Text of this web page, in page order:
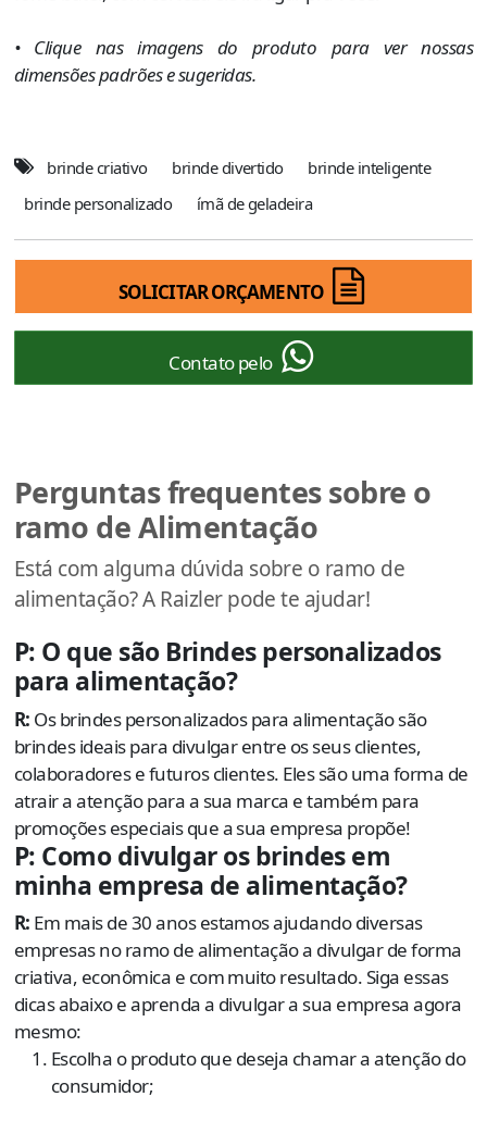
• Clique nas imagens do produto para ver nossas
dimensões padrões e sugeridas.
brinde criativo brinde divertido
brinde inteligente
brinde personalizado
ímã de geladeira
SOLICITAR ORÇAMENTO
Contato pelo
Perguntas frequentes sobre o
ramo de Alimentação
Está com alguma dúvida sobre o ramo de
alimentação? A Raizler pode te ajudar!
P: O que são Brindes personalizados
para alimentação?
R: Os brindes personalizados para alimentação são
brindes ideais para divulgar entre os seus clientes,
colaboradores e futuros clientes. Eles são uma forma de
atrair a atenção para a sua marca e também para
promoções especiais que a sua empresa propõe!
P: Como divulgar os brindes em
minha empresa de alimentação?
R: Em mais de 30 anos estamos ajudando diversas
empresas no ramo de alimentação a divulgar de forma
criativa, econômica e com muito resultado. Siga essas
dicas abaixo e aprenda a divulgar a sua empresa agora
mesmo:
Escolha o produto que deseja chamar a atenção do
consumidor;